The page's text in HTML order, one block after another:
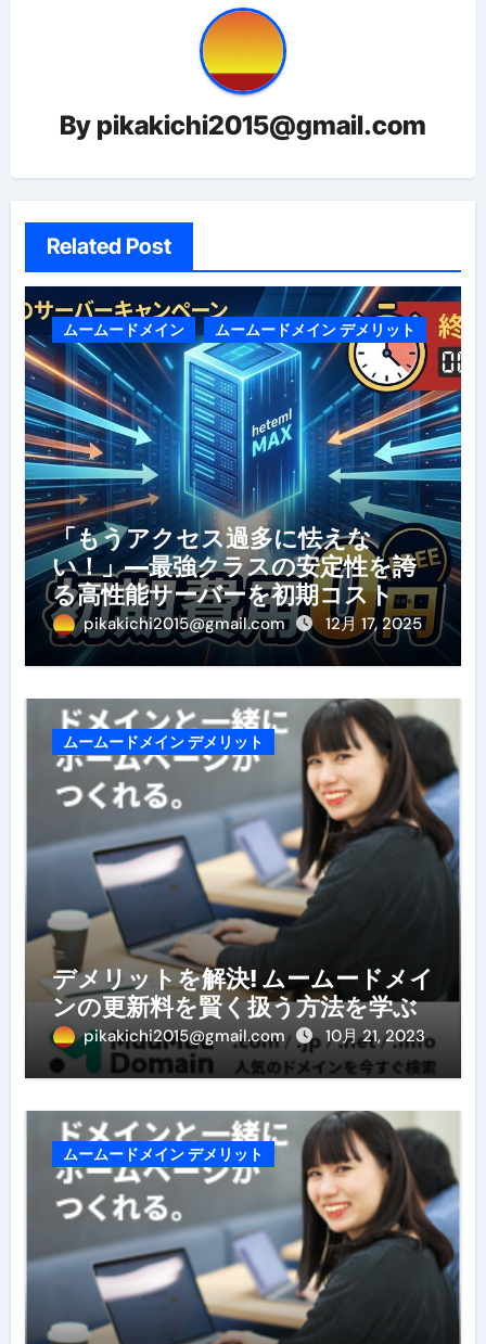
ンBy pikakichi2015@gmail.com
Related Post
ムームードメイン ムームードメイン デメリット
「もうアクセス過多に怯えな
い！」—最強クラスの安定性を誇
る高性能サーバーを初期コストゼ
ロで手に入れる最後の大チャン
ス！
pikakichi2015@gmail.com 12月 17, 2025
ムームードメイン デメリット
デメリットを解決! ムームードメイ
ンの更新料を賢く扱う方法を学ぶ
pikakichi2015@gmail.com 10月 21, 2023
ムームードメイン デメリット